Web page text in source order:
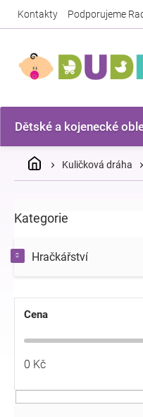
Kontakty Podporujeme
Dětské a kojenecké
DomůKuličková dráha
o
t
r
n
e
l
Přeskočit
Kategorie
Hračkářství
Cena
0 Kč